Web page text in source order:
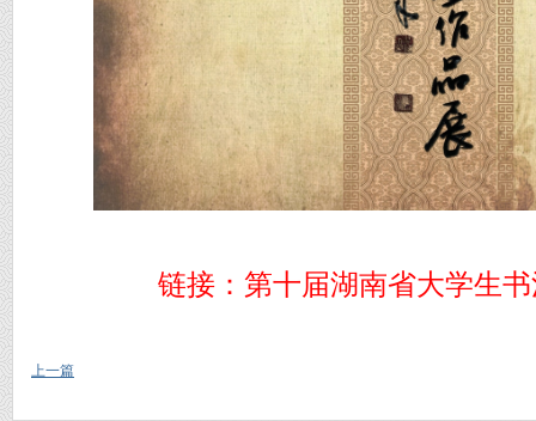
链接： 第十届湖南省大学生
上一篇